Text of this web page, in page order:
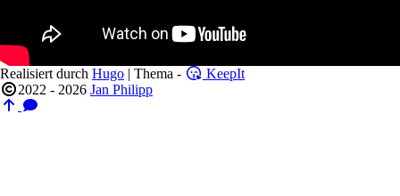
Realisiert durch Hugo | Thema -
KeepIt
2022 - 2026 Jan Philipp